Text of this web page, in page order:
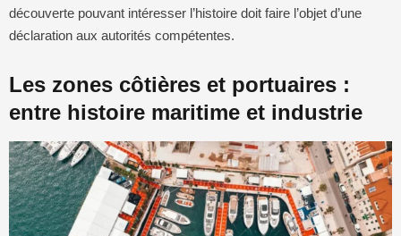
découverte pouvant intéresser l’histoire doit faire l’objet d’une
déclaration aux autorités compétentes.
Les zones côtières et portuaires :
entre histoire maritime et industrie